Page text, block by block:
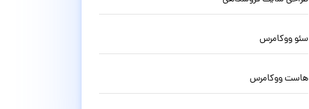
سئو ووکامرس
هاست ووکامرس